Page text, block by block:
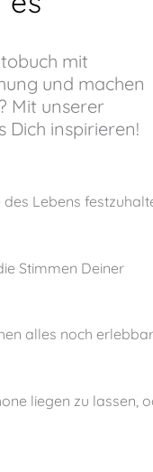
und machen
Mit unserer
Dich inspirieren!
Lebens
alles noch
liegen zu lassen,